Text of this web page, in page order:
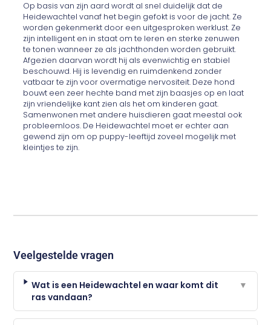
Op basis van zijn aard wordt al snel duidelijk dat de
Heidewachtel vanaf het begin gefokt is voor de jacht. Ze
worden gekenmerkt door een uitgesproken werklust. Ze
zijn intelligent en in staat om te leren en sterke zenuwen
te tonen wanneer ze als jachthonden worden gebruikt.
Afgezien daarvan wordt hij als evenwichtig en stabiel
beschouwd. Hij is levendig en ruimdenkend zonder
vatbaar te zijn voor overmatige nervositeit. Deze hond
bouwt een zeer hechte band met zijn baasjes op en laat
zijn vriendelijke kant zien als het om kinderen gaat.
Samenwonen met andere huisdieren gaat meestal ook
probleemloos. De Heidewachtel moet er echter aan
gewend zijn om op puppy-leeftijd zoveel mogelijk met
kleintjes te zijn.
Veelgestelde vragen
Wat is een Heidewachtel en waar komt dit
ras vandaan?
▼